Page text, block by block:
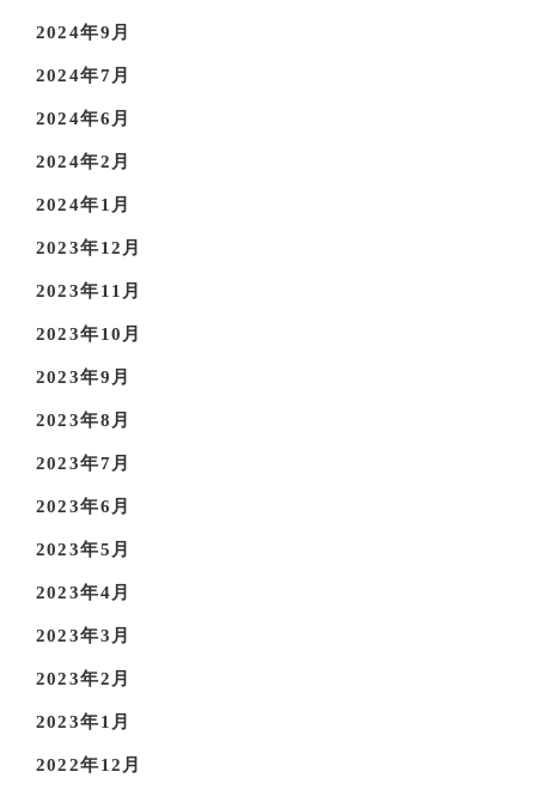
2024年9月
2024年7月
2024年6月
2024年2月
2024年1月
2023年12月
2023年11月
2023年10月
2023年9月
2023年8月
2023年7月
2023年6月
2023年5月
2023年4月
2023年3月
2023年2月
2023年1月
2022年12月